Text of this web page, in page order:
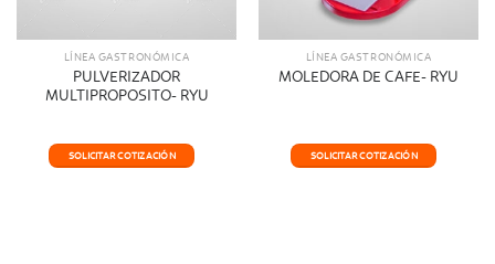
LÍNEA GASTRONÓMICA
PULVERIZADOR
MULTIPROPOSITO- RYU
SOLICITAR COTIZACIÓN
LÍNEA GASTRONÓMICA
MOLEDORA DE CAFE- RYU
SOLICITAR COTIZACIÓN